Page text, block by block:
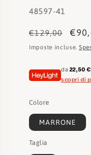
SKU:
48597-41
Prezzo
di
€129,00
Imposte incluse.
da 22,50 €
scopri di
Colore
MARRONE
Taglia